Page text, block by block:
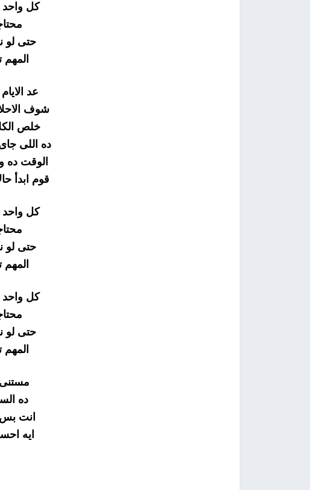
كل واحد
حتى لو
عد
شوف
خلص
ده اللى
الوقت ده
قوم ابدأ
كل واحد
حتى لو
كل واحد
حتى لو
ده
انت
ايه